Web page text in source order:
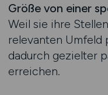
Größe von einer
Weil sie ihre
relevanten Umfeld
dadurch gezielter
erreichen.